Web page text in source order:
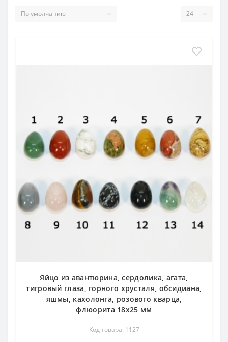
Яйцо из авантюрина, сердолика, агата,
тигровый глаза, горного хрусталя, обсидиана,
яшмы, кахолонга, розового кварца,
флюорита 18х25 мм
Код товара: 1127